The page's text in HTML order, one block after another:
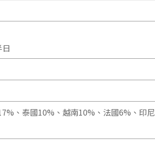
、泰國10%、越南10%、法國6%、印尼